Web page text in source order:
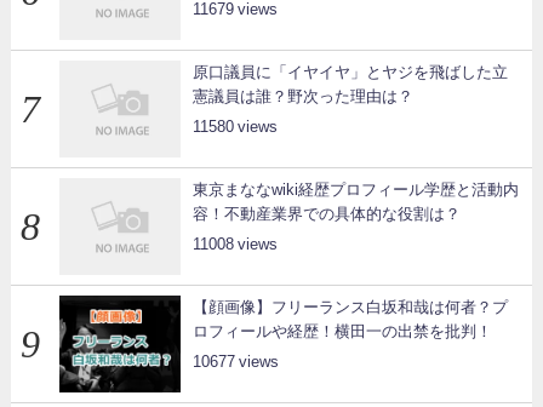
11679
原口議員に「イヤイヤ」とヤジを飛ばした立
憲議員は誰？野次った理由は？
11580
東京まななwiki経歴プロフィール学歴と活動内
容！不動産業界での具体的な役割は？
11008
【顔画像】フリーランス白坂和哉は何者？プ
ロフィールや経歴！横田一の出禁を批判！
10677